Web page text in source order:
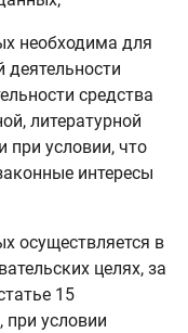
необходима для
деятельности
средства
литературной
при условии, что
интересы
осуществляется в
целях, за
15
при условии